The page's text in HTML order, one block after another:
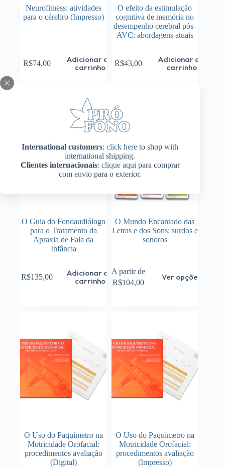
International customers: click here to shop with
international shipping.
Clientes internacionais: clique aqui para comprar
com envio para o exterior.
Neurofitness: atividades
para o cérebro (Impresso)
R$74,00
Adicionar ao
carrinho
O efeito da estimulação
cognitiva de memória no
desempenho cerebral pós-
AVC: abordagens atuais
R$43,00
Adicionar ao
carrinho
O Guia do Fonoaudiólogo
para o Tratamento da
Apraxia de Fala da
Infância
R$135,00
Adicionar ao
carrinho
O Mundo Encantado das
Letras e dos Sons: surdos e
sonoros
A partir de
R$104,00
Ver opções
Este
produto
tem
ser
escolhidas
na
página
do
produto
O Uso do Paquímetro na
Motricidade Orofacial:
procedimentos avaliação
(Digital)
O Uso do Paquímetro na
Motricidade Orofacial:
procedimentos avaliação
(Impresso)